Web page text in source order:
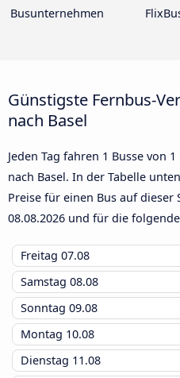
Busunternehmen
Günstigste Fernbus-
nach Basel
Jeden Tag fahren 1 Busse von
nach Basel. In der Tabelle
Preise für einen Bus auf dieser
08.08.2026 und für die
Freitag 07.08
Samstag 08.08
Sonntag 09.08
Montag 10.08
Dienstag 11.08